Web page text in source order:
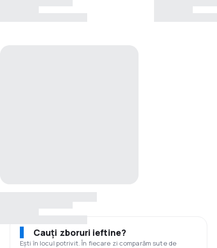
Cauți zboruri ieftine?
Ești în locul potrivit. În fiecare zi comparăm sute de